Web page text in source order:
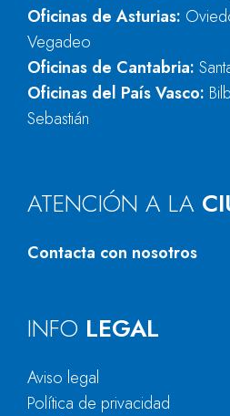
Oficinas de Asturias:
Vegadeo
Oficinas de Cantabria:
Oficinas del País Vasco:
Sebastián
ATENCIÓN A LA
Contacta con nosotros
INFO LEGAL
Aviso legal
Política de privacidad